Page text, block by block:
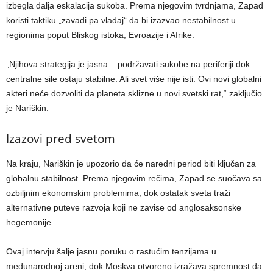
izbegla dalja eskalacija sukoba. Prema njegovim tvrdnjama, Zapad
koristi taktiku „zavadi pa vladaj“ da bi izazvao nestabilnost u
regionima poput Bliskog istoka, Evroazije i Afrike.
„Njihova strategija je jasna – podržavati sukobe na periferiji dok
centralne sile ostaju stabilne. Ali svet više nije isti. Ovi novi globalni
akteri neće dozvoliti da planeta sklizne u novi svetski rat,“ zaključio
je Nariškin.
Izazovi pred svetom
Na kraju, Nariškin je upozorio da će naredni period biti ključan za
globalnu stabilnost. Prema njegovim rečima, Zapad se suočava sa
ozbiljnim ekonomskim problemima, dok ostatak sveta traži
alternativne puteve razvoja koji ne zavise od anglosaksonske
hegemonije.
Ovaj intervju šalje jasnu poruku o rastućim tenzijama u
međunarodnoj areni, dok Moskva otvoreno izražava spremnost da